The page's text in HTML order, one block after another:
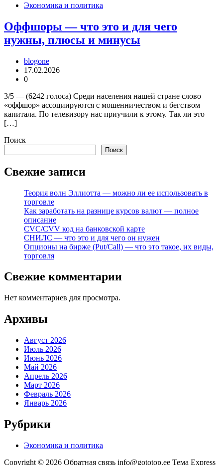
Экономика и политика
Оффшоры — что это и для чего
нужны, плюсы и минусы
blogone
17.02.2026
0
3/5 — (6242 голоса) Среди населения нашей стране слово
«оффшор» ассоциируются с мошенничеством и бегством
капитала. По телевизору нас приучили к этому. Так ли это
[…]
Поиск
Поиск
Свежие записи
Теория волн Эллиотта — можно ли ее использовать в
торговле
Как заработать на разнице курсов валют — полное
описание
CVC/CVV код на банковской карте
СНИЛС — что это и для чего он нужен
Опционы на бирже (Put/Call) — что это такое, их виды,
торговля
Свежие комментарии
Нет комментариев для просмотра.
Архивы
Август 2026
Июль 2026
Июнь 2026
Май 2026
Апрель 2026
Март 2026
Февраль 2026
Январь 2026
Рубрики
Экономика и политика
Copyright © 2026 Обратная связь info@gototop.ee Тема Express